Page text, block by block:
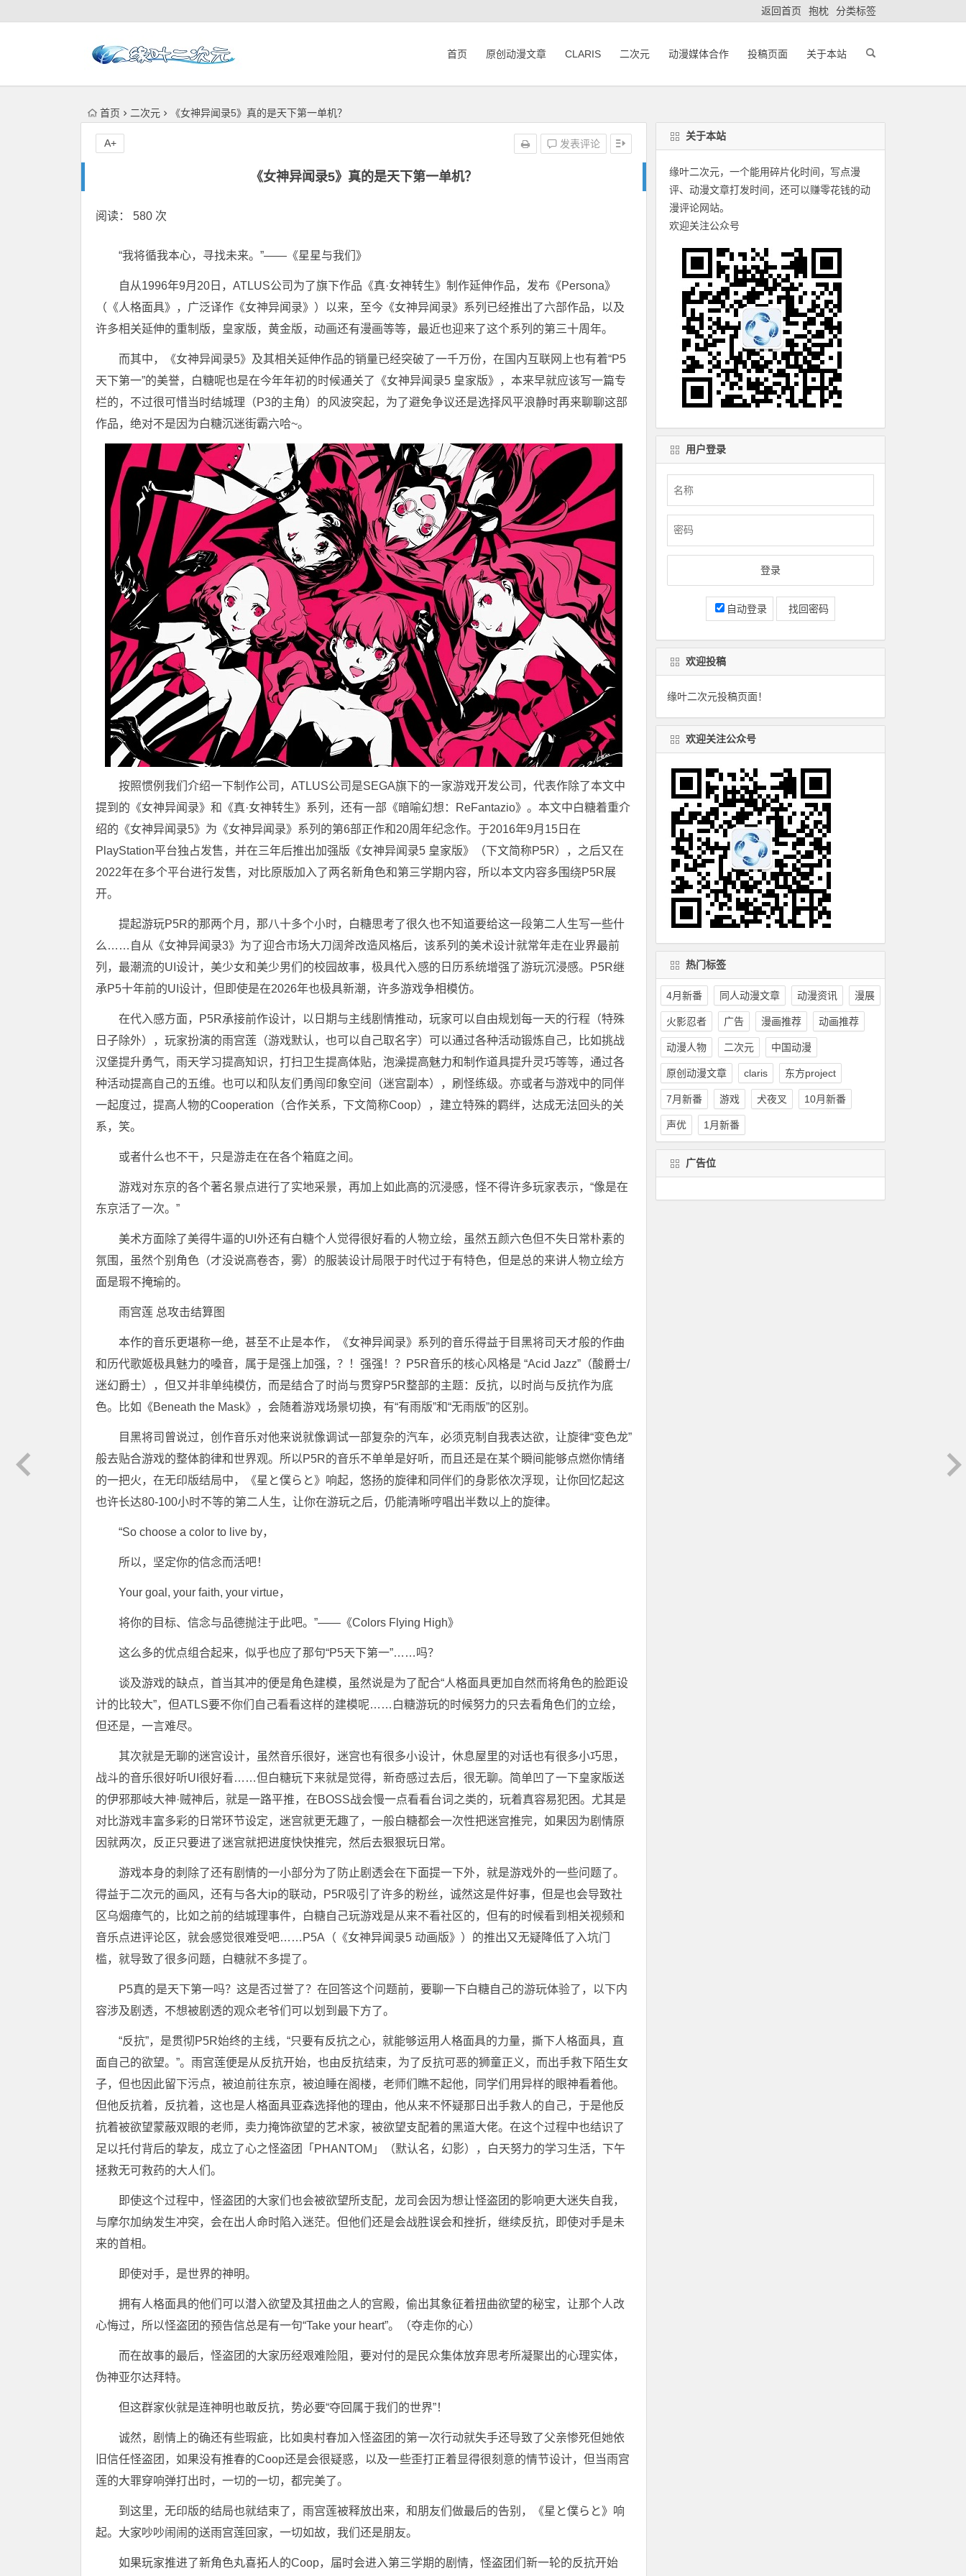
返回首页 抱枕 分类标签
首页 原创动漫文章 CLARIS 二次元 动漫媒体合作 投稿页面 关于本站
首页 二次元 《女神异闻录5》真的是天下第一单机？
《女神异闻录5》真的是天下第一单机？
发表评论
A+
阅读： 580 次
“我将循我本心，寻找未来。”——《星星与我们》
自从1996年9月20日，ATLUS公司为了旗下作品《真·女神转生》制作延伸作品，发布《Persona》
（《人格面具》，广泛译作《女神异闻录》）以来，至今《女神异闻录》系列已经推出了六部作品，以及
许多相关延伸的重制版，皇家版，黄金版，动画还有漫画等等，最近也迎来了这个系列的第三十周年。
而其中，《女神异闻录5》及其相关延伸作品的销量已经突破了一千万份，在国内互联网上也有着“P5
天下第一”的美誉，白糖呢也是在今年年初的时候通关了《女神异闻录5 皇家版》，本来早就应该写一篇专
栏的，不过很可惜当时结城理（P3的主角）的风波突起，为了避免争议还是选择风平浪静时再来聊聊这部
作品，绝对不是因为白糖沉迷街霸六哈~。
按照惯例我们介绍一下制作公司，ATLUS公司是SEGA旗下的一家游戏开发公司，代表作除了本文中
提到的《女神异闻录》和《真·女神转生》系列，还有一部《暗喻幻想：ReFantazio》。本文中白糖着重介
绍的《女神异闻录5》为《女神异闻录》系列的第6部正作和20周年纪念作。于2016年9月15日在
PlayStation平台独占发售，并在三年后推出加强版《女神异闻录5 皇家版》（下文简称P5R），之后又在
2022年在多个平台进行发售，对比原版加入了两名新角色和第三学期内容，所以本文内容多围绕P5R展
开。
提起游玩P5R的那两个月，那八十多个小时，白糖思考了很久也不知道要给这一段第二人生写一些什
么……自从《女神异闻录3》为了迎合市场大刀阔斧改造风格后，该系列的美术设计就常年走在业界最前
列，最潮流的UI设计，美少女和美少男们的校园故事，极具代入感的日历系统增强了游玩沉浸感。P5R继
承P5十年前的UI设计，但即使是在2026年也极具新潮，许多游戏争相模仿。
在代入感方面，P5R承接前作设计，以日期与主线剧情推动，玩家可以自由规划每一天的行程（特殊
日子除外），玩家扮演的雨宫莲（游戏默认，也可以自己取名字）可以通过各种活动锻炼自己，比如挑战
汉堡提升勇气，雨天学习提高知识，打扫卫生提高体贴，泡澡提高魅力和制作道具提升灵巧等等，通过各
种活动提高自己的五维。也可以和队友们勇闯印象空间（迷宫副本），刷怪练级。亦或者与游戏中的同伴
一起度过，提高人物的Cooperation（合作关系，下文简称Coop），建立特殊的羁绊，达成无法回头的关
系，笑。
或者什么也不干，只是游走在在各个箱庭之间。
游戏对东京的各个著名景点进行了实地采景，再加上如此高的沉浸感，怪不得许多玩家表示，“像是在
东京活了一次。”
美术方面除了美得牛逼的UI外还有白糖个人觉得很好看的人物立绘，虽然五颜六色但不失日常朴素的
氛围，虽然个别角色（才没说高卷杏，雾）的服装设计局限于时代过于有特色，但是总的来讲人物立绘方
面是瑕不掩瑜的。
雨宫莲 总攻击结算图
本作的音乐更堪称一绝，甚至不止是本作，《女神异闻录》系列的音乐得益于目黑将司天才般的作曲
和历代歌姬极具魅力的嗓音，属于是强上加强，？！强强！？P5R音乐的核心风格是 “Acid Jazz”（酸爵士/
迷幻爵士），但又并非单纯模仿，而是结合了时尚与贯穿P5R整部的主题：反抗，以时尚与反抗作为底
色。比如《Beneath the Mask》，会随着游戏场景切换，有“有雨版”和“无雨版”的区别。
目黑将司曾说过，创作音乐对他来说就像调试一部复杂的汽车，必须克制自我表达欲，让旋律“变色龙”
般去贴合游戏的整体韵律和世界观。所以P5R的音乐不单单是好听，而且还是在某个瞬间能够点燃你情绪
的一把火，在无印版结局中，《星と僕らと》响起，悠扬的旋律和同伴们的身影依次浮现，让你回忆起这
也许长达80-100小时不等的第二人生，让你在游玩之后，仍能清晰哼唱出半数以上的旋律。
“So choose a color to live by，
所以，坚定你的信念而活吧！
Your goal, your faith, your virtue，
将你的目标、信念与品德抛注于此吧。”——《Colors Flying High》
这么多的优点组合起来，似乎也应了那句“P5天下第一”……吗？
谈及游戏的缺点，首当其冲的便是角色建模，虽然说是为了配合“人格面具更加自然而将角色的脸距设
计的比较大”，但ATLS要不你们自己看看这样的建模呢……白糖游玩的时候努力的只去看角色们的立绘，
但还是，一言难尽。
其次就是无聊的迷宫设计，虽然音乐很好，迷宫也有很多小设计，休息屋里的对话也有很多小巧思，
战斗的音乐很好听UI很好看……但白糖玩下来就是觉得，新奇感过去后，很无聊。简单凹了一下皇家版送
的伊邪那岐大神·贼神后，就是一路平推，在BOSS战会慢一点看看台词之类的，玩着真容易犯困。尤其是
对比游戏丰富多彩的日常环节设定，迷宫就更无趣了，一般白糖都会一次性把迷宫推完，如果因为剧情原
因就两次，反正只要进了迷宫就把进度快快推完，然后去狠狠玩日常。
游戏本身的刺除了还有剧情的一小部分为了防止剧透会在下面提一下外，就是游戏外的一些问题了。
得益于二次元的画风，还有与各大ip的联动，P5R吸引了许多的粉丝，诚然这是件好事，但是也会导致社
区乌烟瘴气的，比如之前的结城理事件，白糖自己玩游戏是从来不看社区的，但有的时候看到相关视频和
音乐点进评论区，就会感觉很难受吧……P5A（《女神异闻录5 动画版》）的推出又无疑降低了入坑门
槛，就导致了很多问题，白糖就不多提了。
P5真的是天下第一吗？这是否过誉了？在回答这个问题前，要聊一下白糖自己的游玩体验了，以下内
容涉及剧透，不想被剧透的观众老爷们可以划到最下方了。
“反抗”，是贯彻P5R始终的主线，“只要有反抗之心，就能够运用人格面具的力量，撕下人格面具，直
面自己的欲望。”。雨宫莲便是从反抗开始，也由反抗结束，为了反抗可恶的狮童正义，而出手救下陌生女
子，但也因此留下污点，被迫前往东京，被迫睡在阁楼，老师们瞧不起他，同学们用异样的眼神看着他。
但他反抗着，反抗着，这也是人格面具亚森选择他的理由，他从来不怀疑那日出手救人的自己，于是他反
抗着被欲望蒙蔽双眼的老师，卖力掩饰欲望的艺术家，被欲望支配着的黑道大佬。在这个过程中也结识了
足以托付背后的挚友，成立了心之怪盗团「PHANTOM‌」（默认名，幻影），白天努力的学习生活，下午
拯救无可救药的大人们。
即使这个过程中，怪盗团的大家们也会被欲望所支配，龙司会因为想让怪盗团的影响更大迷失自我，
与摩尔加纳发生冲突，会在出人命时陷入迷茫。但他们还是会战胜误会和挫折，继续反抗，即使对手是未
来的首相。
即使对手，是世界的神明。
拥有人格面具的他们可以潜入欲望及其扭曲之人的宫殿，偷出其象征着扭曲欲望的秘宝，让那个人改
心悔过，所以怪盗团的预告信总是有一句“Take your heart”。（夺走你的心）
而在故事的最后，怪盗团的大家历经艰难险阻，要对付的是民众集体放弃思考所凝聚出的心理实体，
伪神亚尔达拜特。
但这群家伙就是连神明也敢反抗，势必要“夺回属于我们的世界”！
诚然，剧情上的确还有些瑕疵，比如奥村春加入怪盗团的第一次行动就失手还导致了父亲惨死但她依
旧信任怪盗团，如果没有推春的Coop还是会很疑惑，以及一些歪打正着显得很刻意的情节设计，但当雨宫
莲的大罪穿响弹打出时，一切的一切，都完美了。
到这里，无印版的结局也就结束了，雨宫莲被释放出来，和朋友们做最后的告别，《星と僕らと》响
起。大家吵吵闹闹的送雨宫莲回家，一切如故，我们还是朋友。
如果玩家推进了新角色丸喜拓人的Coop，届时会进入第三学期的剧情，怪盗团们新一轮的反抗开始
关于本站
缘叶二次元，一个能用碎片化时间，写点漫
评、动漫文章打发时间，还可以赚零花钱的动
漫评论网站。
欢迎关注公众号
用户登录
自动登录 找回密码
欢迎投稿
缘叶二次元投稿页面！
欢迎关注公众号
热门标签
4月新番 同人动漫文章 动漫资讯 漫展
火影忍者 广告 漫画推荐 动画推荐
动漫人物 二次元 中国动漫
原创动漫文章 claris 东方project
7月新番 游戏 犬夜叉 10月新番
声优 1月新番
广告位